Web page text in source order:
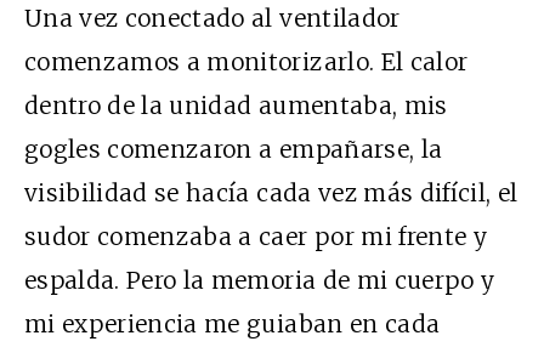
Una vez conectado al ventilador
comenzamos a monitorizarlo. El calor
dentro de la unidad aumentaba, mis
gogles comenzaron a empañarse, la
visibilidad se hacía cada vez más difícil, el
sudor comenzaba a caer por mi frente y
espalda. Pero la memoria de mi cuerpo y
mi experiencia me guiaban en cada